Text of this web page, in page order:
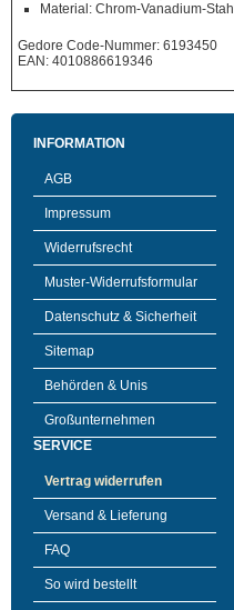
Material: Chrom-Vanadium-Stahl
Gedore Code-Nummer: 6193450
EAN: 4010886619346
INFORMATION
AGB
Impressum
Widerrufsrecht
Muster-Widerrufsformular
Datenschutz & Sicherheit
Sitemap
Behörden & Unis
Großunternehmen
SERVICE
Vertrag widerrufen
Versand & Lieferung
FAQ
So wird bestellt